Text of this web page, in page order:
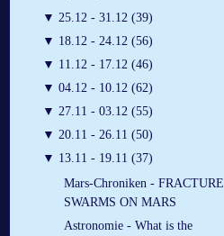
▼ 25.12 - 31.12 (39)
▼ 18.12 - 24.12 (56)
▼ 11.12 - 17.12 (46)
▼ 04.12 - 10.12 (62)
▼ 27.11 - 03.12 (55)
▼ 20.11 - 26.11 (50)
▼ 13.11 - 19.11 (37)
Mars-Chroniken - FRACTURE
SWARMS ON MARS
Astronomie - What is the